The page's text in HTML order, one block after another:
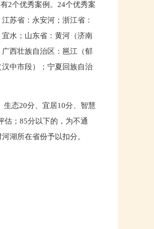
2个优秀案例。24个优秀案
苏省：永安河；浙江省：
水；山东省：黄河（济南
西壮族自治区：邕江（郁
中市段）；宁夏回族自治
生态20分、宜居10分、智慧
估；85分以下的，为不通
湖所在省份予以扣分。